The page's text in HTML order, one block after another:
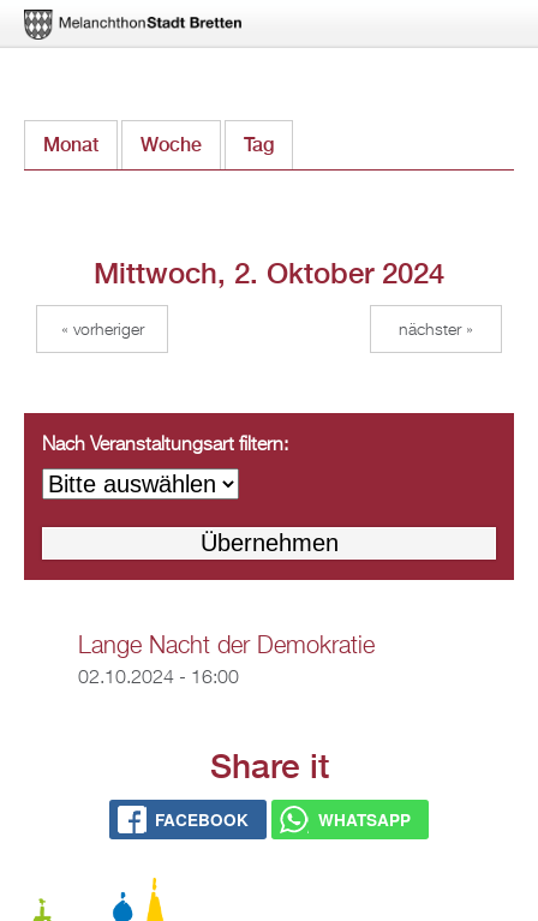
zum
Monat Woche Tag
Mittwoch, 2. Oktober 2024
« vorheriger nächster »
Nach Veranstaltungsart filtern:
Lange Nacht der Demokratie
02.10.2024 - 16:00
Share it
FACEBOOK WHATSAPP